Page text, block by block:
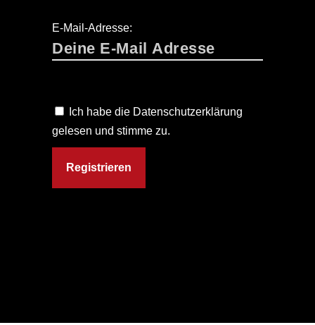
E-Mail-Adresse:
Ich habe die Datenschutzerklärung
gelesen und stimme zu.